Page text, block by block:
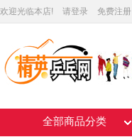
欢迎光临本店! 请登录 免费注册
全部商品分类